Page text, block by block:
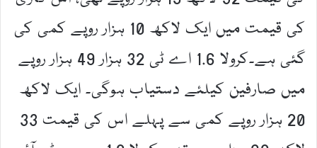
کی قیمت میں ایک لاکھ 10 ہزار روپے کمی کی
گئی ہے۔کرولا 1.6 اے ٹی 32 ہزار 49 ہزار روپے
میں صارفین کیلئے دستیاب ہوگی۔ ایک لاکھ
20 ہزار روپے کمی سے پہلے اس کی قیمت 33